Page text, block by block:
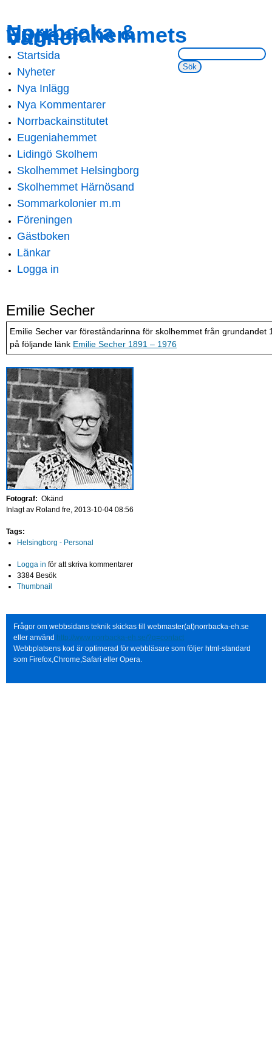
main
content
navigation
Norrbacka &
Eugeniahemmets
Vänner
Sök på webbsidan:
Main menu
Startsida
Nyheter
Nya Inlägg
Nya Kommentarer
Norrbackainstitutet
Eugeniahemmet
Lidingö Skolhem
Skolhemmet Helsingborg
Skolhemmet Härnösand
Sommarkolonier m.m
Föreningen
Gästboken
Länkar
Logga in
Emilie Secher
Emilie Secher var föreståndarinna för skolhemmet från
på följande länk Emilie Secher 1891 – 1976
Fotograf: Okänd
Inlagt av Roland fre, 2013-10-04 08:56
Tags:
Helsingborg - Personal
Logga in för att skriva kommentarer
3384 Besök
Thumbnail
Frågor om webbsidans teknik skickas till webmaster(at)norrbacka-eh.se
eller använd http://www.norrbacka-eh.se/?q=contact
Webbplatsens kod är optimerad för webbläsare som följer html-standard
som Firefox,Chrome,Safari eller Opera.